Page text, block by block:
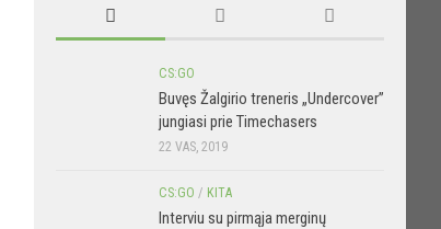
CS:GO
Buvęs Žalgirio treneris „Undercover”
jungiasi prie Timechasers
22 VAS, 2019
CS:GO / KITA
Interviu su pirmąja merginų